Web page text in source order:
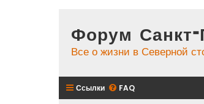
Форум Санкт-
Все о жизни в Северной
Ссылки FAQ